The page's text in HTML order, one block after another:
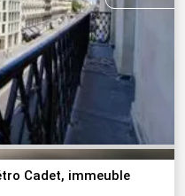
Cadet, immeuble